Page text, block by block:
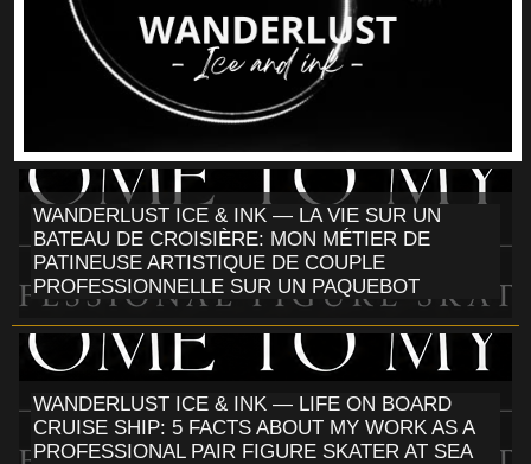
WANDERLUST ICE & INK — LA VIE SUR UN
BATEAU DE CROISIÈRE: MON MÉTIER DE
PATINEUSE ARTISTIQUE DE COUPLE
PROFESSIONNELLE SUR UN PAQUEBOT
WANDERLUST ICE & INK — LIFE ON BOARD
CRUISE SHIP: 5 FACTS ABOUT MY WORK AS A
PROFESSIONAL PAIR FIGURE SKATER AT SEA